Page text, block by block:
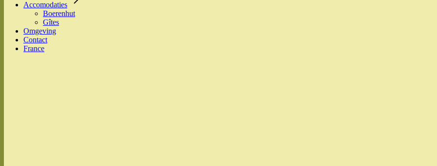
Accomodaties
Boerenhut
Gîtes
Omgeving
Contact
France